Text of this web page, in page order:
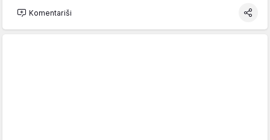
Komentariši